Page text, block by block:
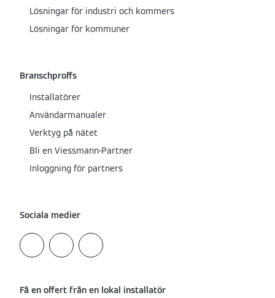
Lösningar för industri och kommers
Lösningar för kommuner
Branschproffs
Installatörer
Användarmanualer
Verktyg på nätet
Bli en Viessmann-Partner
Inloggning för partners
Sociala medier
Få en offert från en lokal installatör